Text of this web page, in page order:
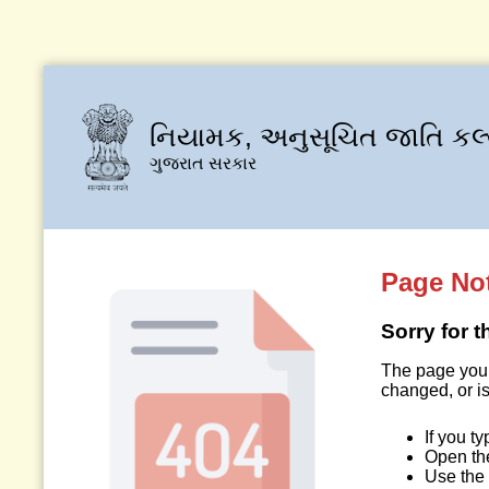
નિયામક, અનુસૂચિત જાતિ
ગુજરાત સરકાર
Page
Sorry for
The page
changed, or
If you
Open
Use